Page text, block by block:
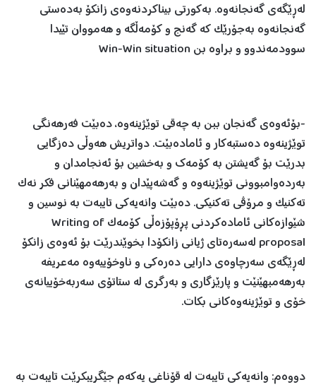
لەڕێگەی گەنجانەوە. بەکورتی بیناکردنەوەی زانکۆ بەدەستی
گەنجانەوە بەجۆرێک کە گەنج و کۆمەڵگە و هەمووان تێیدا
سوودمەندوو و براوە بن Win-Win situation
-بۆئەوەی گەنجان ببن بە چەقی توێژینەوە، دەبێت فەرهەنگی
توێژینەوە دەستبەکار و ئامادەبێت. دواتریش هەوڵی دەزگایی
بدرێت بۆ گەیشتن بە کۆمەك و بەخشین بۆ ئەنجامدان و
بەردەوامبوونی توێژینەوە و گەشەپێدان و بەرهەمهێنانی فکر نەک
تەکنیک و مرۆڤی تەکنیکی. دەبێت وانەیەکی تایبەت بە نوسین و
شێوازەکانی ئامادەکردنی پڕۆپۆزەڵی کۆمەک Writing of
proposal لەسەرەتای ژیانی زانکۆدا بخوێندرێت بۆ ئەوەی زانکۆ
لەڕێگەی سەرچاوەی دارایی دەرەکی و ناوخۆییەوە مەعریفە
بەرهەمبهێنێت و پارێزگاری و بەرگری لە ستاتۆی سەربەخۆییانەی
خۆی و توێژینەوەکانی بکات.
دووەم: وانەیەکی تایبەت لە قۆناغی یەکەم جێگریبکرێت تایبەت بە